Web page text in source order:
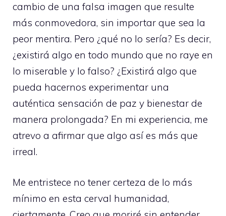
cambio de una falsa imagen que resulte
más conmovedora, sin importar que sea la
peor mentira. Pero ¿qué no lo sería? Es decir,
¿existirá algo en todo mundo que no raye en
lo miserable y lo falso? ¿Existirá algo que
pueda hacernos experimentar una
auténtica sensación de paz y bienestar de
manera prolongada? En mi experiencia, me
atrevo a afirmar que algo así es más que
irreal.
Me entristece no tener certeza de lo más
mínimo en esta cerval humanidad,